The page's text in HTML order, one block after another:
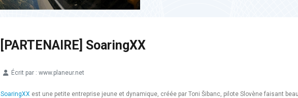
[PARTENAIRE] SoaringXX
Écrit par : www.planeur.net
SoaringXX est une petite entreprise jeune et dynamique, créée par Toni Šibanc, pilote Slovène faisant